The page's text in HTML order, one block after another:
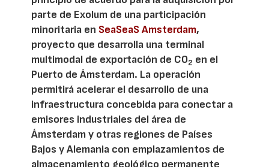
parte de Exolum de una participación
minoritaria en SeaSeaS Amsterdam,
proyecto que desarrolla una terminal
multimodal de exportación de CO2 en el
Puerto de Ámsterdam. La operación
permitirá acelerar el desarrollo de una
infraestructura concebida para conectar a
emisores industriales del área de
Ámsterdam y otras regiones de Países
Bajos y Alemania con emplazamientos de